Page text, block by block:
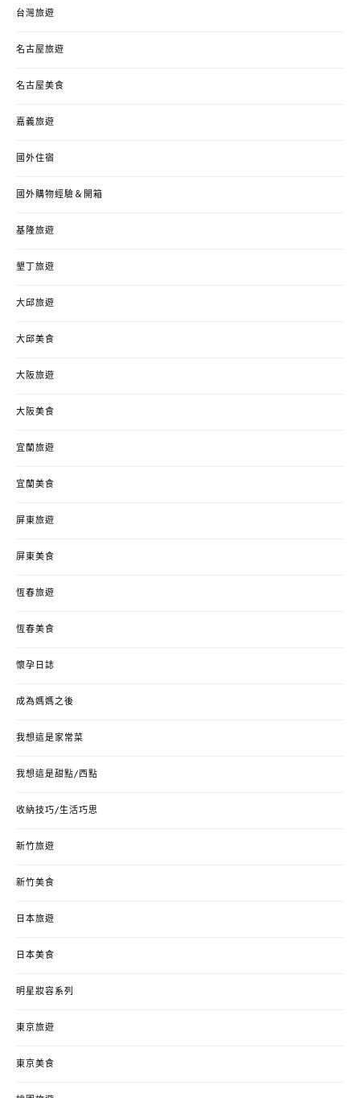
台灣旅遊
名古屋旅遊
名古屋美食
嘉義旅遊
國外住宿
國外購物經驗＆開箱
基隆旅遊
墾丁旅遊
大邱旅遊
大邱美食
大阪旅遊
大阪美食
宜蘭旅遊
宜蘭美食
屏東旅遊
屏東美食
恆春旅遊
恆春美食
懷孕日誌
成為媽媽之後
我想這是家常菜
我想這是甜點/西點
收納技巧/生活巧思
新竹旅遊
新竹美食
日本旅遊
日本美食
明星妝容系列
東京旅遊
東京美食